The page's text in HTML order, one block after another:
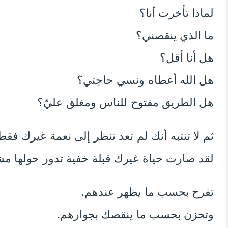
لماذا تأخرت أنا؟
ما الذي ينقصني؟
هل أنا أقل؟
هل الله أعطاه ونسي حاجتي؟
هل الطريق مفتوح للناس ومغلق عليّ؟
ثم لا تنتبه أنك لم تعد تنظر إلى نعمة غيرك
لقد صارت حياة غيرك قبلة خفية تدور حولها
تفرح بحسب ما يظهر عندهم.
وتحزن بحسب ما ينقصك بجوارهم.